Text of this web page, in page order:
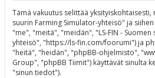
Tämä vakuutus selittää yksityiskohtaisesti,
suurin Farming Simulator-yhteisö" ja
"me", "meitä", "meidän", "LS-FIN -
yhteisö", "https://ls-fin.com/foorumi") ja
"heitä", "heidän", "phpBB-ohjelmisto",
Group", "phpBB Tiimit") käyttävät sinulta
"sinun tiedot").